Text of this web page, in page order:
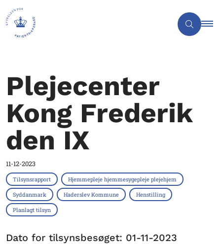
Plejecenter
Kong Frederik
den IX
11-12-2023
Tilsynsrapport Hjemmepleje hjemmesygepleje plejehjem
Syddanmark Haderslev Kommune Henstilling
Planlagt tilsyn
Dato for tilsynsbesøget: 01-11-2023